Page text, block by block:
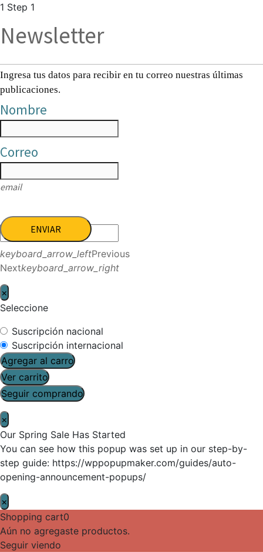
1 Step 1
Newsletter
Ingresa tus datos para recibir en tu correo nuestras últimas
publicaciones.
Nombre
Correo
email
ENVIAR
keyboard_arrow_leftPrevious
Nextkeyboard_arrow_right
×
Seleccione
Suscripción nacional
Suscripción internacional
Agregar al carro
Ver carrito
Seguir comprando
×
Our Spring Sale Has Started
You can see how this popup was set up in our step-by-
step guide: https://wppopupmaker.com/guides/auto-
opening-announcement-popups/
×
Shopping cart0
Aún no agregaste productos.
Seguir viendo